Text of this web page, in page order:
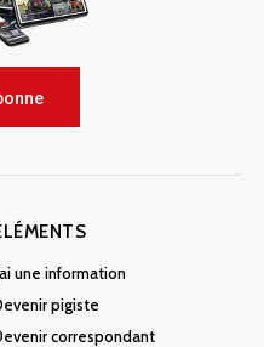
une information
pigiste
correspondant